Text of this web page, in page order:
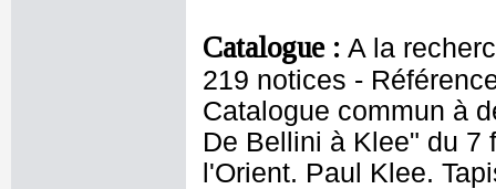
Catalogue : A la
219 notices -
Catalogue commun à
De Bellini à Klee" du 7
l'Orient. Paul Klee.